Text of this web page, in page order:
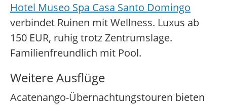
Hotel Museo Spa Casa Santo Domingo
verbindet Ruinen mit Wellness. Luxus ab
150 EUR, ruhig trotz Zentrumslage.
Familienfreundlich mit Pool.
Weitere Ausflüge
Acatenango-Übernachtungstouren bieten